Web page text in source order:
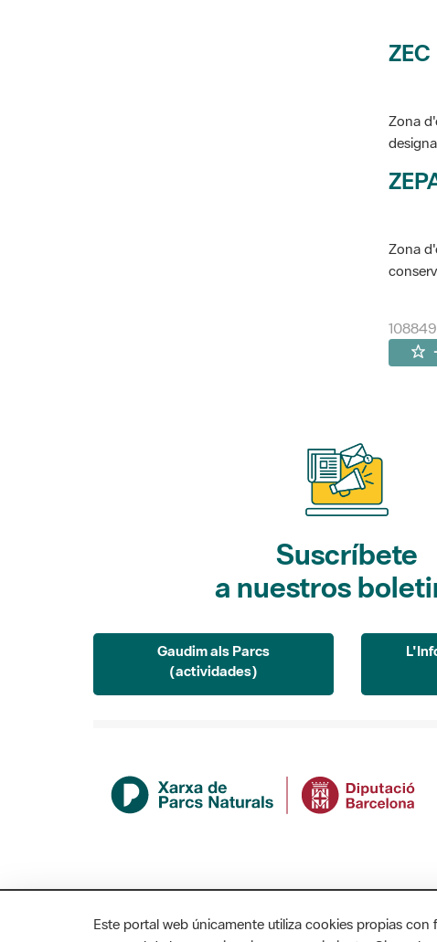
ZEC
Zona
Zona
Suscríbete
a nuestros
Gaudim als Parcs
(actividades)
Este portal web únicamente utiliza cookies propias